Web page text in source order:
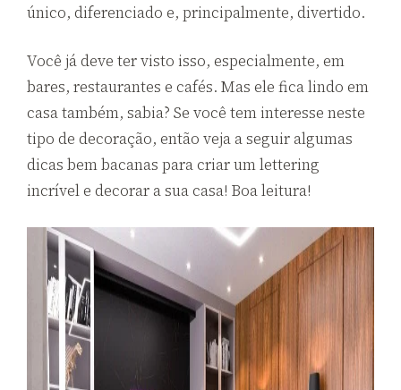
único, diferenciado e, principalmente, divertido.
Você já deve ter visto isso, especialmente, em
bares, restaurantes e cafés. Mas ele fica lindo em
casa também, sabia? Se você tem interesse neste
tipo de decoração, então veja a seguir algumas
dicas bem bacanas para criar um lettering
incrível e decorar a sua casa! Boa leitura!